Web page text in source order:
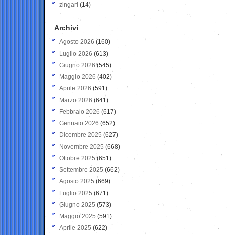
zingari (14)
Archivi
Agosto 2026 (160)
Luglio 2026 (613)
Giugno 2026 (545)
Maggio 2026 (402)
Aprile 2026 (591)
Marzo 2026 (641)
Febbraio 2026 (617)
Gennaio 2026 (652)
Dicembre 2025 (627)
Novembre 2025 (668)
Ottobre 2025 (651)
Settembre 2025 (662)
Agosto 2025 (669)
Luglio 2025 (671)
Giugno 2025 (573)
Maggio 2025 (591)
Aprile 2025 (622)